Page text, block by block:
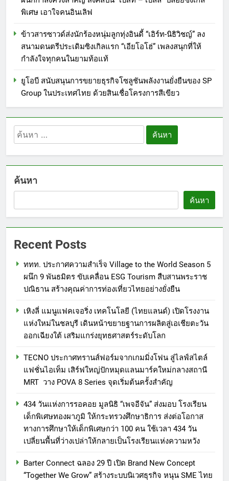
พิเศษ เอาใจคนอินเลิฟ
ข้าวสารซาวด์ส่งนักร้องหนุ่มลูกทุ่งอินดี้ “เอิร์ท-นิธิวิชญ์” ลง
สนามดนตรีประเดิมซิงเกิลแรก “เอียโอโฮ่” เพลงสนุกที่ให้
กำลังใจทุกคนในยามท้อแท้
ยูโอบี สนับสนุนการขยายธุรกิจโซลูชันพลังงานยั่งยืนของ SP
Group ในประเทศไทย ด้วยสินเชื่อโครงการสีเขียว
ค้นหา
สำหรับ:
ค้นหา
ค้นหา
Recent Posts
ททท. ประกาศความสำเร็จ Village to the World Season 5
ผนึก 9 พันธมิตร ขับเคลื่อน ESG Tourism สืบสานพระราช
ปณิธาน สร้างคุณค่าการท่องเที่ยวไทยอย่างยั่งยืน
เหิงลี่ แมนูแฟคเจอริ่ง เทคโนโลยี (ไทยแลนด์) เปิดโรงงาน
แห่งใหม่ในชลบุรี เดินหน้าขยายฐานการผลิตสู่เอเชียตะวัน
ออกเฉียงใต้ เสริมแกร่งยุทธศาสตร์ระดับโลก
TECNO ประกาศทรานส์ฟอร์มจากเกมมิ่งโฟน สู่ไลฟ์สไตล์
แฟชั่นไอเท็ม เสิร์ฟใหญ่ปักหมุดแลนมาร์คใหม่กลางสถานี
MRT วาง POVA 8 Series จุดเริ่มต้นครั้งสำคัญ
434 วันแห่งการรอคอย มูลนิธิ “เพจอีจัน” ส่งมอบ โรงเรียน
เด็กพิเศษทองผาภูมิ ให้กระทรวงศึกษาธิการ ส่งต่อโอกาส
ทางการศึกษาให้เด็กพิเศษกว่า 100 คน ใช้เวลา 434 วัน
เปลี่ยนพื้นที่ว่างเปล่าให้กลายเป็นโรงเรียนแห่งความหวัง
Barter Connect ฉลอง 29 ปี เปิด Brand New Concept
“Together We Grow” สร้างระบบนิเวศธุรกิจ หนุน SME ไทย
5
Barter Connect ฉลอง 29 ปี เปิด
Brand New Concept “Together
We Grow” สร้างระบบนิเวศธุรกิจ
หนุน SME ไทยเติบโตไปด้วยกัน
PR
6
กงสุลใหญ่กิตติมศักดิ์ราชอาณา
จักรเลโซโท ผนึกกำลังภริยา “มา
ดามจอย” อวัสดา จับมือโรงเรียน
สร้าง “ทูตวัฒนธรรม” รุ่นใหม่ พา
โขนเยาวชนไทยสู่เวทีโลก
PR
7
การท่องเที่ยวแห่งประเทศไทย
สำนักงานมุมไบ เดินหน้ากลยุทธ์
Partnership 360° ผนึก Team
Thailand ขยายฐานตลาดอินเดีย
ใต้–ศรีลังกา ผลักดันไทยสู่ Top of
เดินทางของนักท่องเที่ยวในช่วง
ครึ่งปีหลัง 2569
PR
8
พระราชทานเข็มเชิดชูเกียรติสตรี
ไทยดีเด่น ประจำปี 2569 จาก
สมเด็จพระนางเจ้าฯ พระบรมราชินี
PR
ททท. ประกาศความสำเร็จ Village
to the World Season 5 ผนึก 9